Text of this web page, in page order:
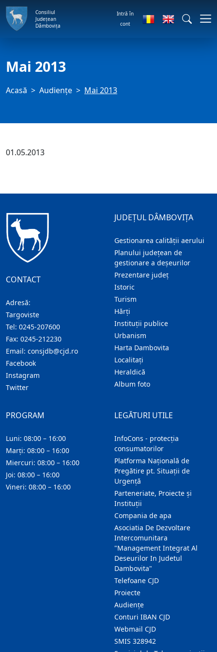
Consiliul
Județean
Dâmbovița
Intră în
cont
Mai 2013
Acasă Audienţe Mai 2013
01.05.2013
CONTACT
Adresă:
Targoviste
Tel: 0245-207600
Fax: 0245-212230
Email: consjdb@cjd.ro
Facebook
Instagram
Twitter
JUDEȚUL DÂMBOVIȚA
Gestionarea calității aerului
Planului județean de
gestionare a deșeurilor
Prezentare judeţ
Istoric
Turism
Hărţi
Instituţii publice
Urbanism
Harta Dambovita
Localitaţi
Heraldică
Album foto
LEGĂTURI UTILE
InfoCons - protecția
consumatorilor
Platforma Națională de
Pregătire pt. Situații de
Urgență
Parteneriate, Proiecte și
Instituții
Compania de apa
Asociatia De Dezvoltare
Intercomunitara
"Management Integrat Al
Deseurilor In Judetul
Dambovita"
Telefoane CJD
Proiecte
Audienţe
Conturi IBAN CJD
Webmail CJD
SMIS 328942
PROGRAM
Luni: 08:00 – 16:00
Marți: 08:00 – 16:00
Miercuri: 08:00 – 16:00
Joi: 08:00 – 16:00
Vineri: 08:00 – 16:00